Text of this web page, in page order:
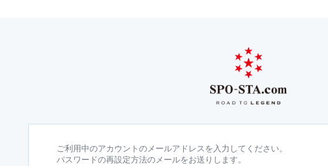
ご利用中のアカウントのメールアドレスを入力してください。
パスワードの再設定方法のメールをお送りします。